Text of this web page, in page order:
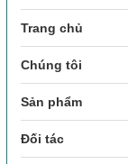
Trang chủ
Chúng tôi
Sản phẩm
Đối tác